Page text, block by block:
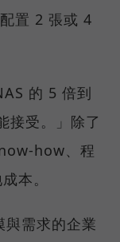
置 2 張或 4
的 5 倍到
接受。」除了
how、程
本。
需求的企業